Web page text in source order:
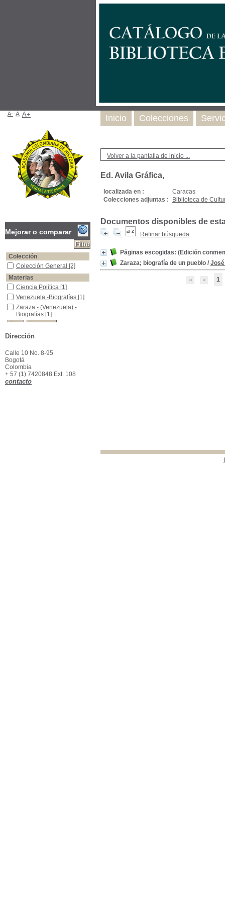
Volver a la pantalla de inicio ...
Ed. Avila Gráfica,
localizada en :
Caracas
Colecciones adjuntas :
Biblioteca de
Documentos disponibles de
Refinar búsqueda
Páginas escogidas: (Edición
Zaraza; biografía de un pueblo /
1
Inicio Colecciones
A- A A+
Mejorar o comparar
Colección
Colección General
Colección General [2]
Materias
Ciencia Política
Ciencia Política [1]
Venezuela -Biografías
Venezuela -Biografías [1]
Zaraza - (Venezuela) - Biografías
Zaraza - (Venezuela) -
Biografías [1]
Dirección
Calle 10 No. 8-95
Bogotá
Colombia
+ 57 (1) 7420848 Ext. 108
contacto